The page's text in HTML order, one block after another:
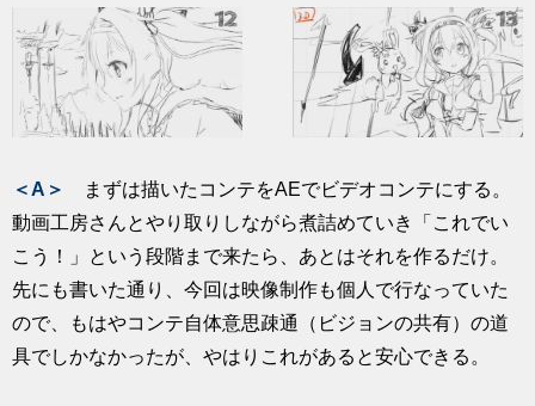
＜A＞
まずは描いたコンテをAEでビデオコンテにする。
動画工房さんとやり取りしながら煮詰めていき「これでい
こう！」という段階まで来たら、あとはそれを作るだけ。
先にも書いた通り、今回は映像制作も個人で行なっていた
ので、もはやコンテ自体意思疎通（ビジョンの共有）の道
具でしかなかったが、やはりこれがあると安心できる。